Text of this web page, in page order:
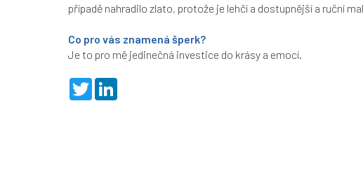
případě nahradilo zlato, protože je lehčí a dostupnější a ruční
Co pro vás znamená šperk?
Je to pro mě jedinečná investice do krásy a emocí.
T
w